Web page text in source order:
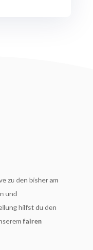
zu den bisher am
und
hilfst du den
fairen